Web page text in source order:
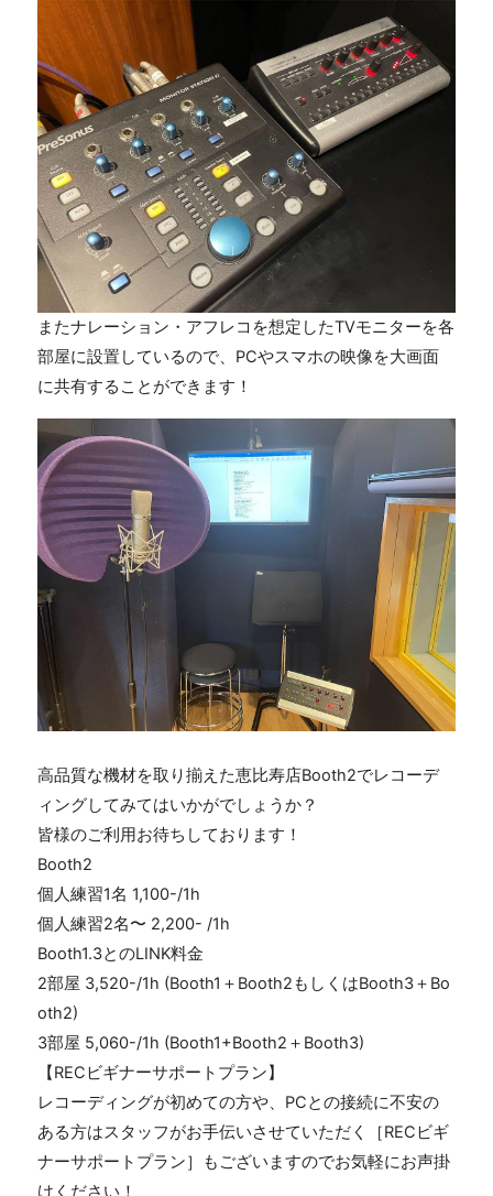
またナレーション・アフレコを想定したTVモニターを各
部屋に設置しているので、PCやスマホの映像を大画面
に共有することができます！
高品質な機材を取り揃えた恵比寿店Booth2でレコーデ
ィングしてみてはいかがでしょうか？
皆様のご利用お待ちしております！
Booth2
個人練習1名 1,100-/1h
個人練習2名〜 2,200- /1h
Booth1.3とのLINK料金
2部屋 3,520-/1h (Booth1＋Booth2もしくはBooth3＋Bo
oth2)
3部屋 5,060-/1h (Booth1+Booth2＋Booth3)
【RECビギナーサポートプラン】
レコーディングが初めての方や、PCとの接続に不安の
ある方はスタッフがお手伝いさせていただく［RECビギ
ナーサポートプラン］もございますのでお気軽にお声掛
けください！